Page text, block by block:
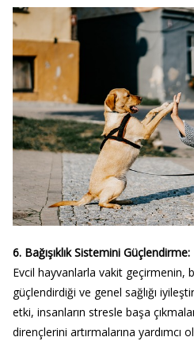
6. Bağışıklık Sistemini Güçlendirme:
Evcil hayvanlarla vakit geçirmenin,
güçlendirdiği ve genel sağlığı
etki, insanların stresle başa
dirençlerini artırmalarına yardımcı